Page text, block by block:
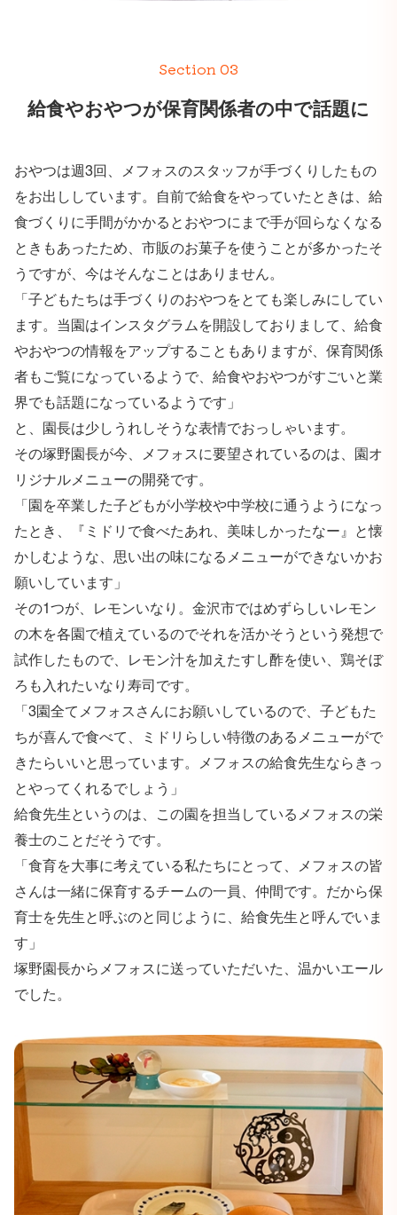
Section 03
給食やおやつが保育関係者の中で話題に
おやつは週3回、メフォスのスタッフが手づくりしたもの
をお出ししています。自前で給食をやっていたときは、給
食づくりに手間がかかるとおやつにまで手が回らなくなる
ときもあったため、市販のお菓子を使うことが多かったそ
うですが、今はそんなことはありません。
「子どもたちは手づくりのおやつをとても楽しみにしてい
ます。当園はインスタグラムを開設しておりまして、給食
やおやつの情報をアップすることもありますが、保育関係
者もご覧になっているようで、給食やおやつがすごいと業
界でも話題になっているようです」
と、園長は少しうれしそうな表情でおっしゃいます。
その塚野園長が今、メフォスに要望されているのは、園オ
リジナルメニューの開発です。
「園を卒業した子どもが小学校や中学校に通うようになっ
たとき、『ミドリで食べたあれ、美味しかったなー』と懐
かしむような、思い出の味になるメニューができないかお
願いしています」
その1つが、レモンいなり。金沢市ではめずらしいレモン
の木を各園で植えているのでそれを活かそうという発想で
試作したもので、レモン汁を加えたすし酢を使い、鶏そぼ
ろも入れたいなり寿司です。
「3園全てメフォスさんにお願いしているので、子どもた
ちが喜んで食べて、ミドリらしい特徴のあるメニューがで
きたらいいと思っています。メフォスの給食先生ならきっ
とやってくれるでしょう」
給食先生というのは、この園を担当しているメフォスの栄
養士のことだそうです。
「食育を大事に考えている私たちにとって、メフォスの皆
さんは一緒に保育するチームの一員、仲間です。だから保
育士を先生と呼ぶのと同じように、給食先生と呼んでいま
す」
塚野園長からメフォスに送っていただいた、温かいエール
でした。